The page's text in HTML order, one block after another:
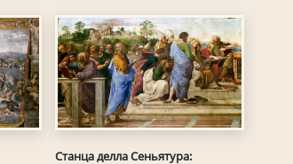
Станца делла Сеньятура: